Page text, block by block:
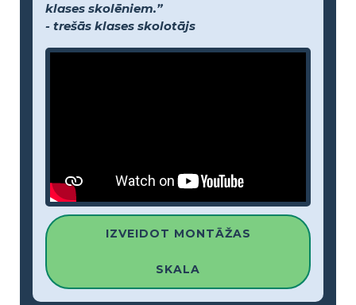
klases skolēniem.”
- trešās klases skolotājs
IZVEIDOT MONTĀŽAS
SKALA